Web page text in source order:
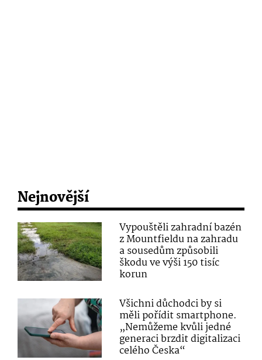
Nejnovější
Vypouštěli zahradní bazén
z Mountfieldu na zahradu
a sousedům způsobili
škodu ve výši 150 tisíc
korun
Všichni důchodci by si
měli pořídit smartphone.
„Nemůžeme kvůli jedné
generaci brzdit digitalizaci
celého Česka“